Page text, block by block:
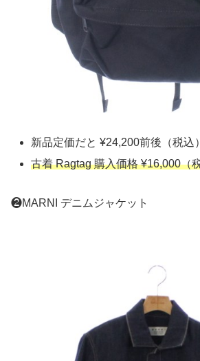
新品定価だと ¥24,200前後（税込）
古着 Ragtag 購入価格 ¥16,000（
❷MARNI デニムジャケット